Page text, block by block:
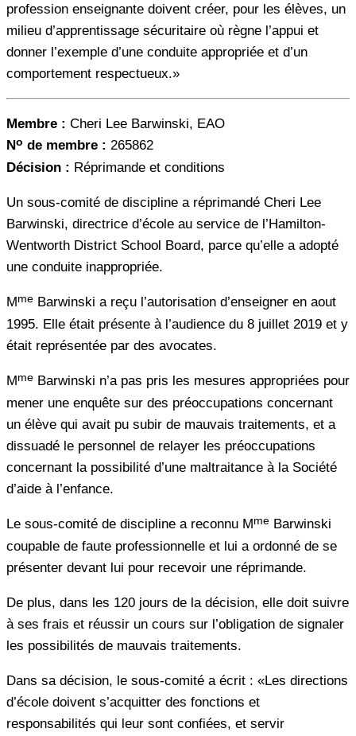
profession enseignante doivent créer, pour les élèves, un
milieu d’apprentissage sécuritaire où règne l’appui et
donner l’exemple d’une conduite appropriée et d’un
comportement respectueux.»
Membre : Cheri Lee Barwinski, EAO
No de membre : 265862
Décision : Réprimande et conditions
Un sous-comité de discipline a réprimandé Cheri Lee
Barwinski, directrice d’école au service de l’Hamilton-
Wentworth District School Board, parce qu’elle a adopté
une conduite inappropriée.
Mme Barwinski a reçu l’autorisation d’enseigner en aout
1995. Elle était présente à l’audience du 8 juillet 2019 et y
était représentée par des avocates.
Mme Barwinski n’a pas pris les mesures appropriées pour
mener une enquête sur des préoccupations concernant
un élève qui avait pu subir de mauvais traitements, et a
dissuadé le personnel de relayer les préoccupations
concernant la possibilité d’une maltraitance à la Société
d’aide à l’enfance.
Le sous-comité de discipline a reconnu Mme Barwinski
coupable de faute professionnelle et lui a ordonné de se
présenter devant lui pour recevoir une réprimande.
De plus, dans les 120 jours de la décision, elle doit suivre
à ses frais et réussir un cours sur l’obligation de signaler
les possibilités de mauvais traitements.
Dans sa décision, le sous-comité a écrit : «Les directions
d’école doivent s’acquitter des fonctions et
responsabilités qui leur sont confiées, et servir